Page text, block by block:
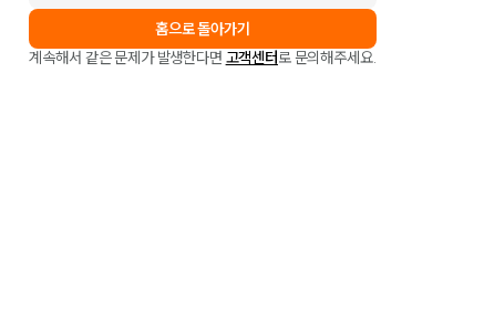
홈으로 돌아가기
계속해서 같은 문제가 발생한다면 고객센터로 문의해주세요.